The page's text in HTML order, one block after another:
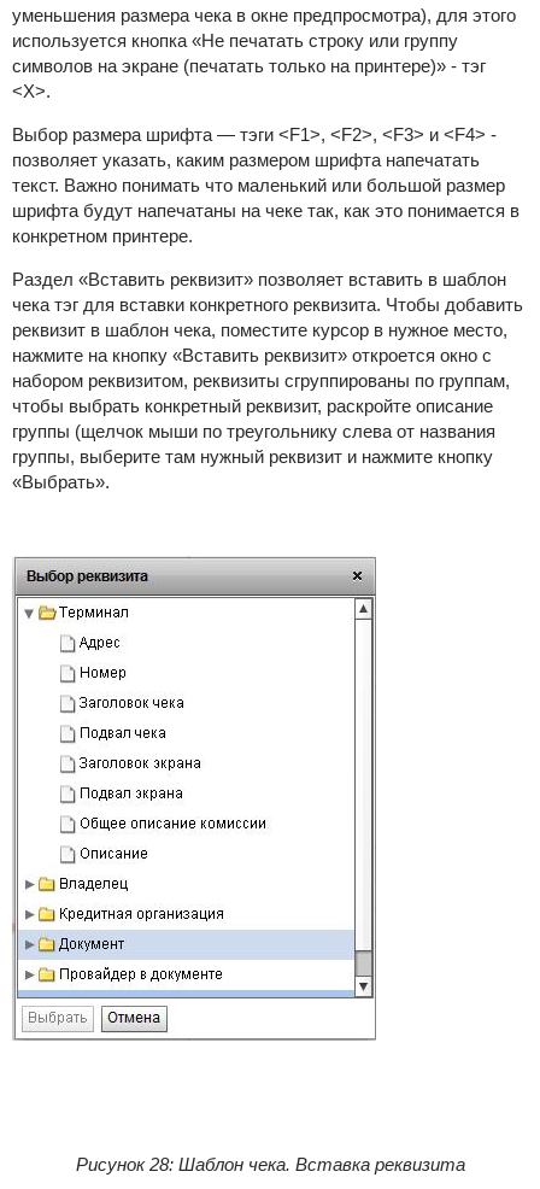
уменьшения размера чека в окне предпросмотра), для этого
используется кнопка «Не печатать строку или группу
символов на экране (печатать только на принтере)» - тэг
<X>.
Выбор размера шрифта — тэги <F1>, <F2>, <F3> и <F4> -
позволяет указать, каким размером шрифта напечатать
текст. Важно понимать что маленький или большой размер
шрифта будут напечатаны на чеке так, как это понимается в
конкретном принтере.
Раздел «Вставить реквизит» позволяет вставить в шаблон
чека тэг для вставки конкретного реквизита. Чтобы добавить
реквизит в шаблон чека, поместите курсор в нужное место,
нажмите на кнопку «Вставить реквизит» откроется окно с
набором реквизитом, реквизиты сгруппированы по группам,
чтобы выбрать конкретный реквизит, раскройте описание
группы (щелчок мыши по треугольнику слева от названия
группы, выберите там нужный реквизит и нажмите кнопку
«Выбрать».
Рисунок 28: Шаблон чека. Вставка реквизита